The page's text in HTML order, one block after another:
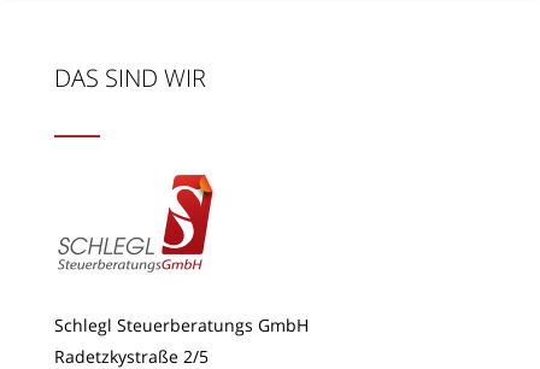
DAS SIND WIR
Schlegl Steuerberatungs GmbH
Radetzkystraße 2/5